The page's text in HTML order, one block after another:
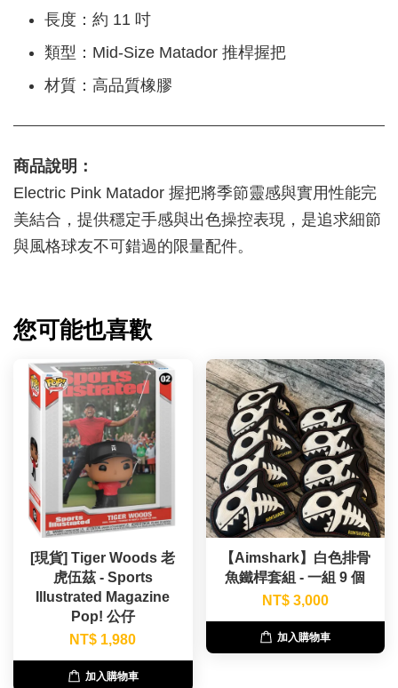
長度：約 11 吋
類型：Mid-Size Matador 推桿握把
材質：高品質橡膠
商品說明：
Electric Pink Matador 握把將季節靈感與實用性能完
美結合，提供穩定手感與出色操控表現，是追求細節
與風格球友不可錯過的限量配件。
您可能也喜歡
[現貨] Tiger Woods 老
虎伍茲 - Sports
Illustrated Magazine
Pop! 公仔
NT$ 1,980
加入購物車
【Aimshark】白色排骨
魚鐵桿套組 - 一組 9 個
NT$ 3,000
加入購物車